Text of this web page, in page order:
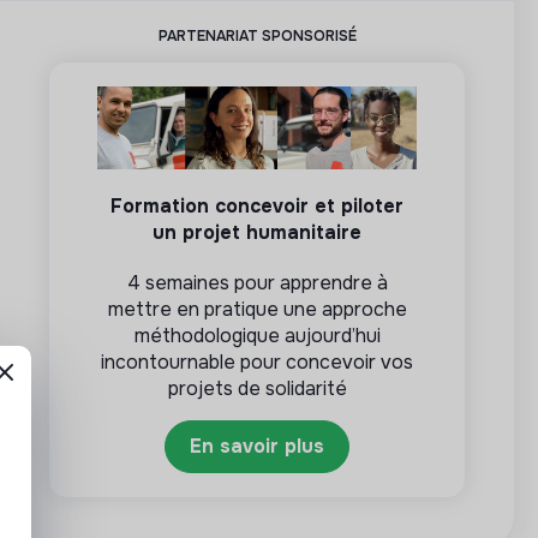
PARTENARIAT SPONSORISÉ
Formation concevoir et piloter
un projet humanitaire
4 semaines pour apprendre à
mettre en pratique une approche
méthodologique aujourd’hui
incontournable pour concevoir vos
projets de solidarité
En savoir plus